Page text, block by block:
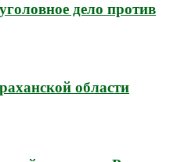
дело против
области